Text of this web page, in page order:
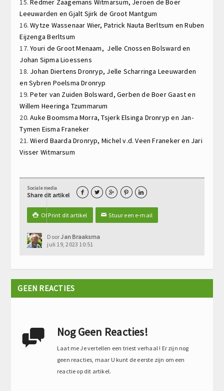
15.Redmer Zaagemans Witmarsum, Jeroen de Boer
Leeuwarden enGjalt Sjirk de Groot Mantgum
16.Wytze Wassenaar Wier, Patrick Nauta Berltsum enRuben
EijzengaBerltsum
17.Youri de GrootMenaam, Jelle CnossenBolsward en
Johan Sipma Lioessens
18. Johan DiertensDronryp, Jelle Scharringa Leeuwarden
enSybren PoelsmaDronryp
19.Peter van Zuiden Bolsward, Gerben de BoerGaast en
Willem Heeringa Tzummarum
20.Auke Boomsma Morra,Tsjerk Elsinga Dronryp en Jan-
Tymen Eisma Franeker
21.Wierd Baarda Dronryp, Michel v.d. VeenFraneker en Jari
Visser Witmarsum
Sociale media
Share dit artikel     
 Of Print dit artikel ✉Stuur een e-mail
DoorJan Braaksma
juli 19, 2023 10:51
GEEN REACTIES
 Nog Geen Reacties!
Laat me Je vertellen een triest verhaal ! Er zijn nog
geen reacties, maar U kunt de eerste zijn om een
reactie op dit artikel.